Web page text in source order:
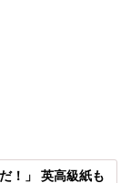
！」 英高級紙も